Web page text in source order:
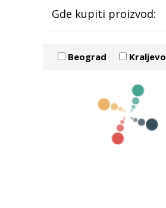
Gde kupiti proizvod:
Beograd Kraljevo